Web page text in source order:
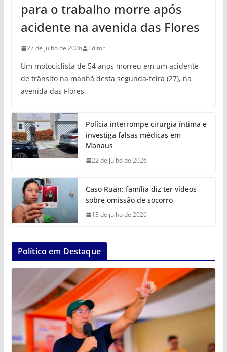
para o trabalho morre após
acidente na avenida das Flores
27 de julho de 2026 Editor
Um motociclista de 54 anos morreu em um acidente
de trânsito na manhã desta segunda-feira (27), na
avenida das Flores,
Polícia interrompe cirurgia íntima e
investiga falsas médicas em
Manaus
22 de julho de 2026
Caso Ruan: família diz ter vídeos
sobre omissão de socorro
13 de julho de 2026
Político em Destaque